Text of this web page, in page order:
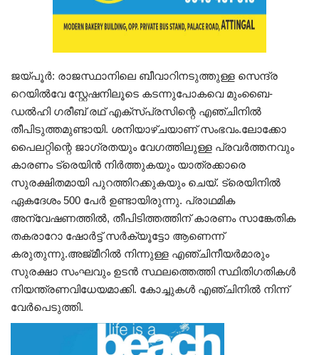
ജയ്‌പൂർ: രാജസ്ഥാനിലെ ബീവാറിനടുത്തുള്ള സെന്ദ്ര
റെയിൽവേ സ്റ്റേഷനിലൂടെ കടന്നുപോകവെ മുംബൈ-
ഡൽഹി ഗരീബ് രഥ് എക്സ്പ്രസിന്റെ എഞ്ചിനിൽ
തീപിടുത്തമുണ്ടായി. ശനിയാഴ്ചയാണ് സംഭവം.ലോക്കോ
പൈലറ്റിന്റെ ജാഗ്രതയും വേഗത്തിലുള്ള പ്രവർത്തനവും
കാരണം ട്രെയിൻ നിർത്തുകയും യാത്രക്കാരെ
സുരക്ഷിതമായി പുറത്തിറക്കുകയും ചെയ്. ട്രെയിനിൽ
ഏകദേശം 500 പേർ ഉണ്ടായിരുന്നു. പ്രാഥമിക
അന്വേഷണത്തിൽ, തീപിടിത്തത്തിന് കാരണം സാങ്കേതിക
തകരാറോ ഷോർട്ട് സർക്യൂട്ടോ ആണെന്ന്
കരുതുന്നു.അജ്മീറിൽ നിന്നുള്ള എഞ്ചിനീയർമാരും
സുരക്ഷാ സംഘവും ഉടൻ സ്ഥലത്തെത്തി സ്ഥിതിഗതികൾ
നിയന്ത്രണവിധേയമാക്കി. കോച്ചുകൾ എഞ്ചിനിൽ നിന്ന്
വേർപെടുത്തി.